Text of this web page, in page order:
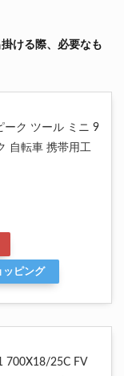
ける際、必要なも
ーク ツール ミニ 9
自転車 携帯用工
ッピング
700X18/25C FV